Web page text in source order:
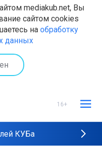
mediakub.net, Вы
сайтом cookies
на обработку
данных
16+
КУБа